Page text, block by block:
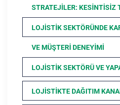
STRATEJILER: KESINTISIZ
LOJISTIK SEKTÖRÜNDE
VE MÜŞTERI DENEYIMI
LOJISTIK SEKTÖRÜ VE
LOJISTIKTE DAĞITIM